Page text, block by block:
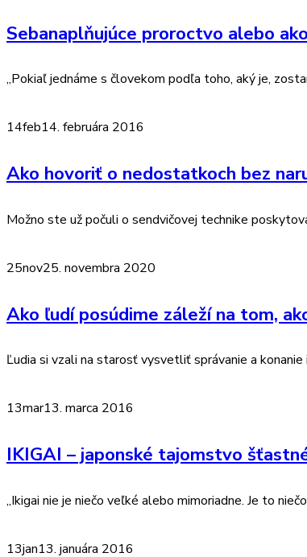
Sebanaplňujúce proroctvo alebo
„Pokiaľ jednáme s človekom podľa toho, aký je,
14feb14. februára 2016
Ako hovoriť o nedostatkoch bez
Možno ste už počuli o sendvičovej technike
25nov25. novembra 2020
Ako ľudí posúdime záleží na tom,
Ľudia si vzali na starosť vysvetliť správanie a konanie
13mar13. marca 2016
IKIGAI – japonské tajomstvo
„Ikigai nie je niečo veľké alebo mimoriadne. Je to
13jan13. januára 2016